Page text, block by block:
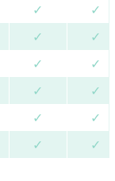
✓
✓
✓
✓
✓
✓
✓
✓
✓
✓
✓ ✓